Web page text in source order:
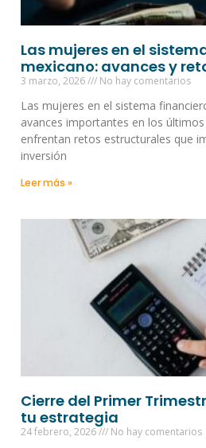
Las mujeres en el
mexicano: avances y
3 marzo, 2026 No hay comentarios
Las mujeres en el sistema
avances importantes en los
enfrentan retos estructurales que
inversión
Leer más »
Cierre del Primer
tu estrategia
24 febrero, 2026 No hay comentarios